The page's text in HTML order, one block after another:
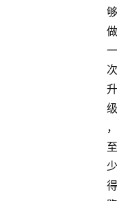
够
做
一
次
升
级
，
至
少
得